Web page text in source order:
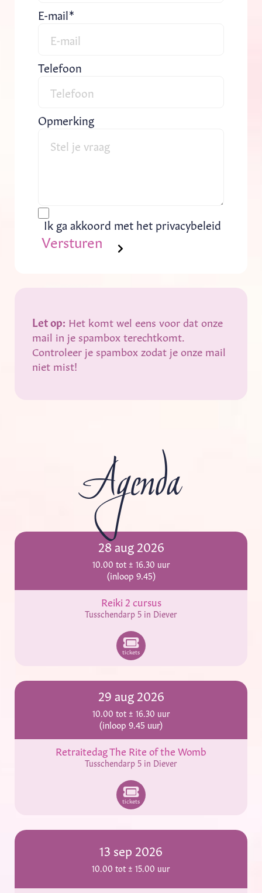
E-mail
Telefoon
Opmerking
Ik ga akkoord met het privacybeleid
Versturen
Let op: Het komt wel eens voor dat onze
mail in je spambox terechtkomt.
Controleer je spambox zodat je onze mail
niet mist!
Agenda
28 aug 2026
10.00 tot ± 16.30 uur
(inloop 9.45)
Reiki 2 cursus
Tusschendarp 5 in Diever
tickets
29 aug 2026
10.00 tot ± 16.30 uur
(inloop 9.45 uur)
Retraitedag The Rite of the Womb
Tusschendarp 5 in Diever
tickets
13 sep 2026
10.00 tot ± 15.00 uur